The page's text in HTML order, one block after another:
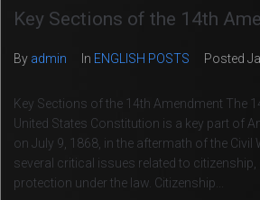
Key Sections of the 14th
By admin In ENGLISH POSTS Posted
Key Sections of the 14th Amendment The
United States Constitution is a key part of
on July 9, 1868, in the aftermath of the Civil
several critical issues related to citizenship,
protection under the law. Citizenship...